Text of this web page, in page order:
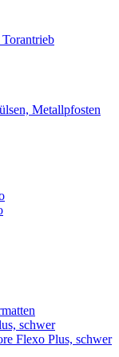
Metallpfosten
schwer
Flexo Plus, schwer